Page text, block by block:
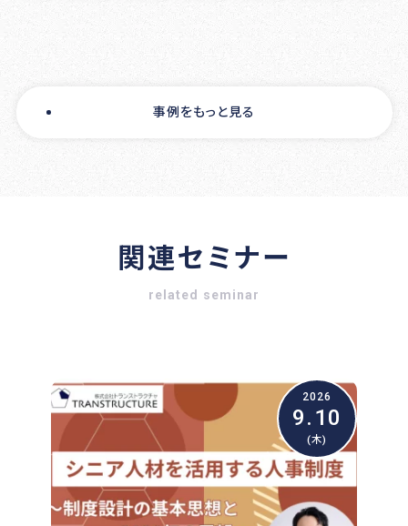
事例をもっと見る
関連セミナー
related seminar
2026
9.10
(木)